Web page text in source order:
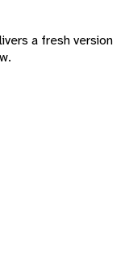
a fresh version